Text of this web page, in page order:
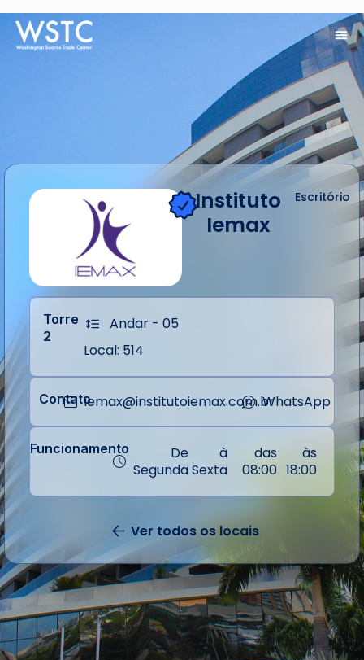
Instituto
Iemax
Escritório
Torre
2
Andar - 05
Local: 514
Contatoiemax@institutoiemax.com.brWhatsApp
Funcionamento
De
Segunda
à
Sexta
das
08:00
às
18:00
Ver todos os locais